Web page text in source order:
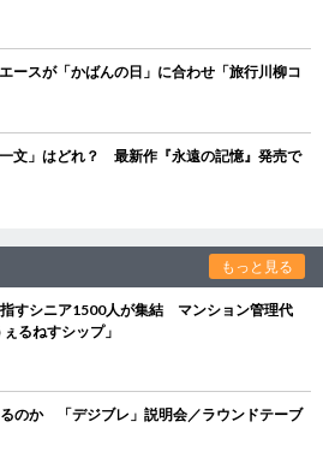
スが「かばんの日」に合わせ「旅行川柳コ
文」はどれ？ 最新作『永遠の記憶』発売で
もっと見る
指すシニア1500人が集結 マンション管理代
るねすシップ」
のか 「デジブレ」説明会／ラウンドテーブ